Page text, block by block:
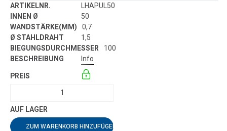
LHAPUL50
50
0,7
1,5
100
Info
ZUM WARENKORB HINZUFÜGEN